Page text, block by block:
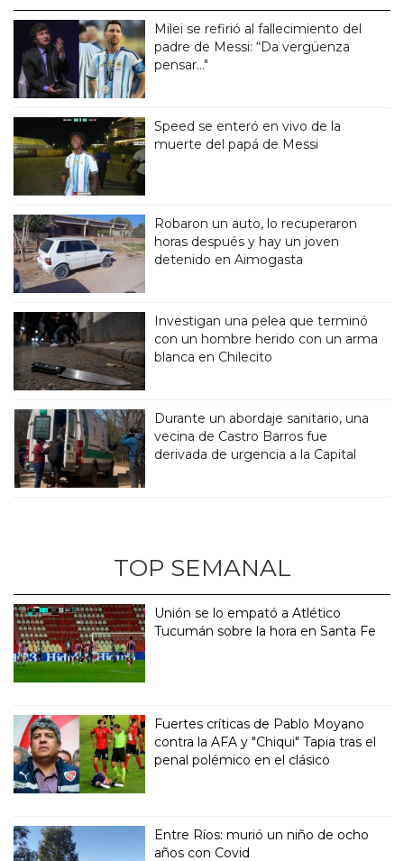
Milei se refirió al fallecimiento del
padre de Messi: “Da vergüenza
pensar..."
Speed se enteró en vivo de la
muerte del papá de Messi
Robaron un auto, lo recuperaron
horas después y hay un joven
detenido en Aimogasta
Investigan una pelea que terminó
con un hombre herido con un arma
blanca en Chilecito
Durante un abordaje sanitario, una
vecina de Castro Barros fue
derivada de urgencia a la Capital
TOP SEMANAL
Unión se lo empató a Atlético
Tucumán sobre la hora en Santa Fe
Fuertes críticas de Pablo Moyano
contra la AFA y "Chiqui" Tapia tras el
penal polémico en el clásico
Entre Ríos: murió un niño de ocho
años con Covid